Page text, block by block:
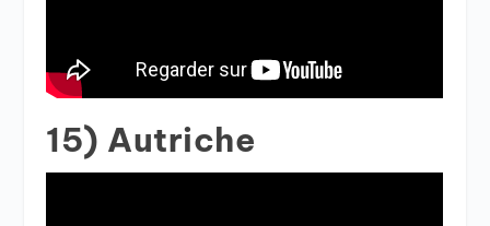
15) Autriche